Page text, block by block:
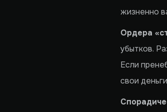
жизненно
Ордера
убытков.
Если
свои